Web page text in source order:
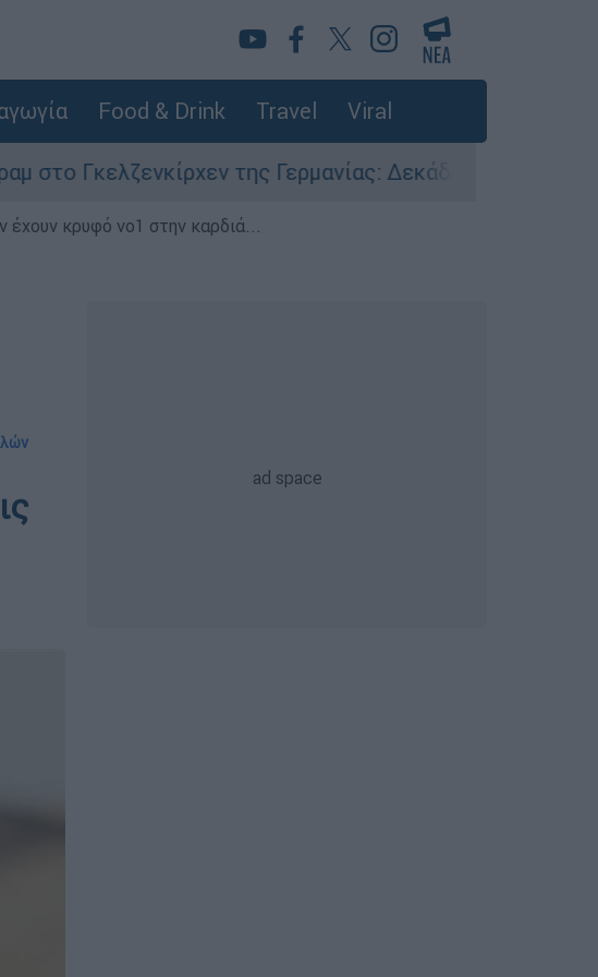
Food & Drink Travel Viral
της Γερμανίας: Δεκάδες τραυματίες, φόβοι
έχουν κρυφό νο1 στην καρδιά...